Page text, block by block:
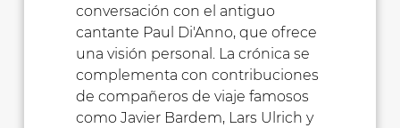
conversación con el antiguo
cantante Paul Di'Anno, que ofrece
una visión personal. La crónica se
complementa con contribuciones
de compañeros de viaje famosos
como Javier Bardem, Lars Ulrich y